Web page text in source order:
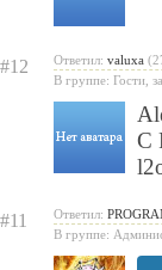
#12 Ответил: valuxa
В группе: Гости,
C
#11 Ответил:
В группе: